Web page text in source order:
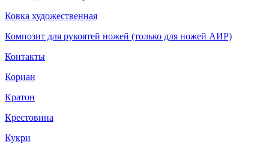
Ковка художественная
Композит для рукоятей ножей (только для ножей АИР)
Контакты
Кориан
Кратон
Крестовина
Кукри